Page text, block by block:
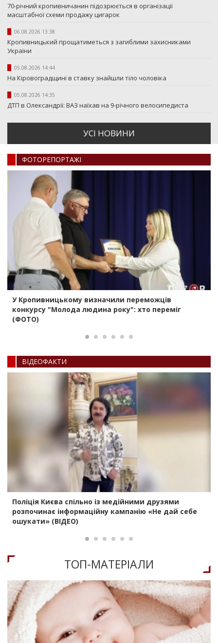
70-річний кропивничанин підозрюється в організації
масштабної схеми продажу цигарок
06.08.2026 13:38
Кропивницький прощатиметься з загиблими захисниками
України
05.08.2026 14:44
На Кіровоградщині в ставку знайшли тіло чоловіка
05.08.2026 14:35
ДТП в Олександрії: ВАЗ наїхав на 9-річного велосипедиста
УСI НОВИНИ
ФОТОРЕПОРТАЖI
У Кропивницькому визначили переможців
конкурсу "Молода людина року": хто переміг
(ФОТО)
ВIДЕОФАКТИ
Поліція Києва спільно із медійними друзями
розпочинає інформаційну кампанію «Не дай себе
ошукати» (ВІДЕО)
ТОП-МАТЕРIАЛИ